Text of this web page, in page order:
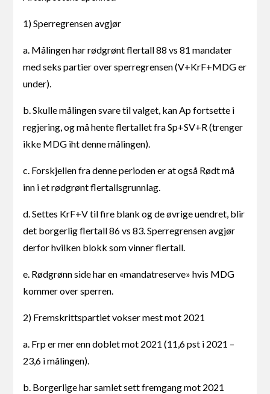
1) Sperregrensen avgjør
a. Målingen har rødgrønt flertall 88 vs 81 mandater
med seks partier over sperregrensen (V+KrF+MDG er
under).
b. Skulle målingen svare til valget, kan Ap fortsette i
regjering, og må hente flertallet fra Sp+SV+R (trenger
ikke MDG iht denne målingen).
c. Forskjellen fra denne perioden er at også Rødt må
inn i et rødgrønt flertallsgrunnlag.
d. Settes KrF+V til fire blank og de øvrige uendret, blir
det borgerlig flertall 86 vs 83. Sperregrensen avgjør
derfor hvilken blokk som vinner flertall.
e. Rødgrønn side har en «mandatreserve» hvis MDG
kommer over sperren.
2) Fremskrittspartiet vokser mest mot 2021
a. Frp er mer enn doblet mot 2021 (11,6 pst i 2021 –
23,6 i målingen).
b. Borgerlige har samlet sett fremgang mot 2021